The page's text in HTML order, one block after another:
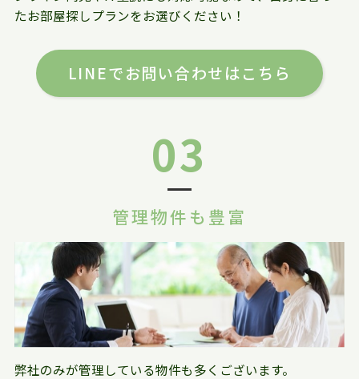
たお部屋探しプランをお選びください！
LINEでお問い合わせはこちら
03
管理物件も豊富
弊社のみが管理している物件も多くございます。